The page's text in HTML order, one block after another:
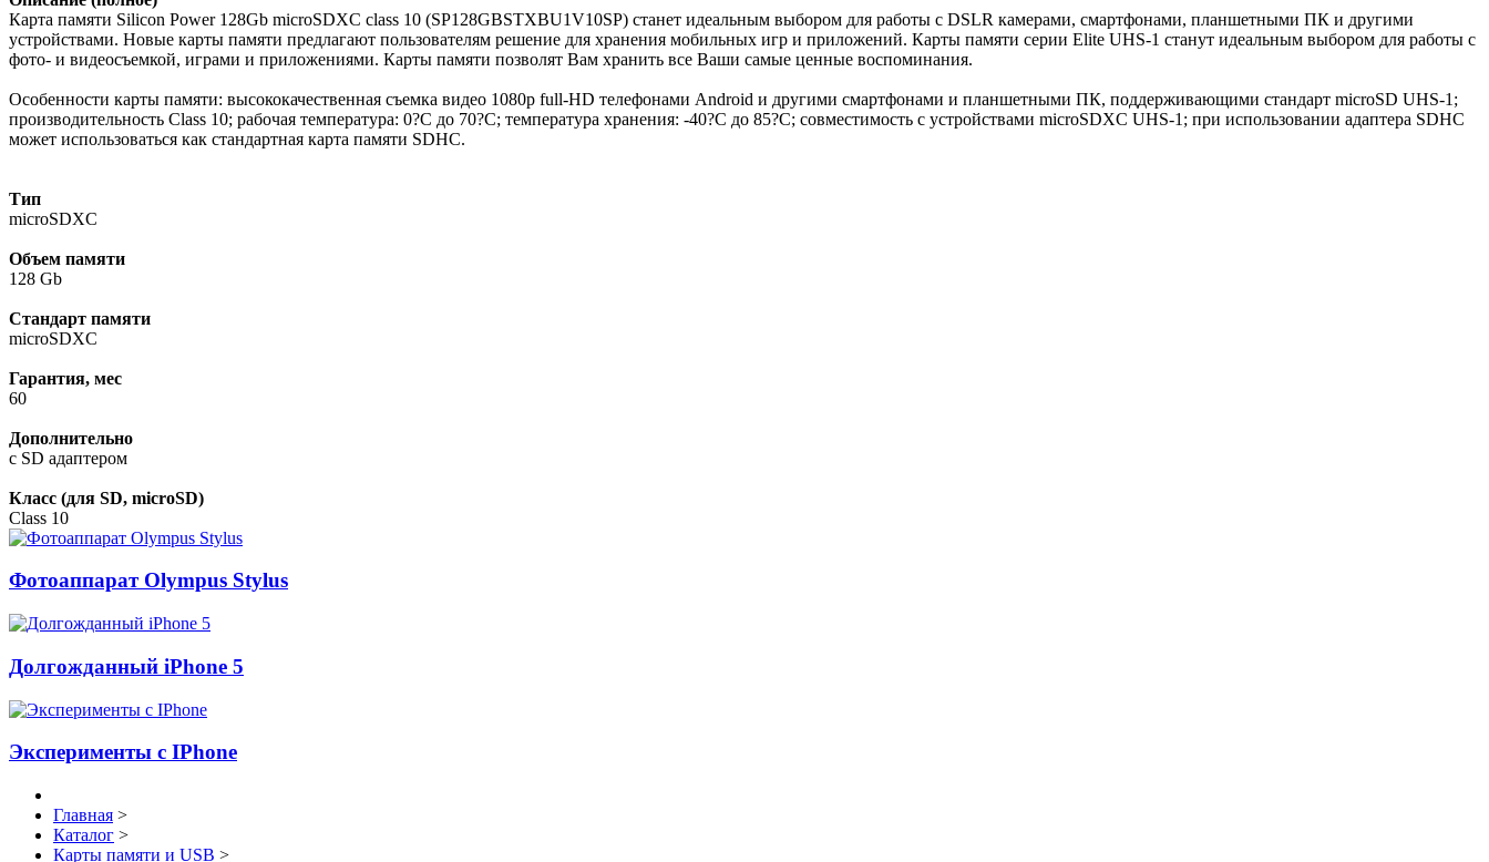
Карта памяти Silicon Power 128Gb microSDXC class 10 (SP128GBSTXBU1V10SP) станет идеальным выбором для работы с DSLR камерами, смартфонами, планшетными ПК и другими
устройствами. Новые карты памяти предлагают пользователям решение для хранения мобильных игр и приложений. Карты памяти серии Elite UHS-1 станут идеальным выбором для работы с
фото- и видеосъемкой, играми и приложениями. Карты памяти позволят Вам хранить все Ваши самые ценные воспоминания.
Особенности карты памяти: высококачественная съемка видео 1080p full-HD телефонами Android и другими смартфонами и планшетными ПК, поддерживающими стандарт microSD UHS-1;
производительность Class 10; рабочая температура: 0?C до 70?C; температура хранения: -40?C до 85?C; совместимость с устройствами microSDXC UHS-1; при использовании адаптера SDHC
может использоваться как стандартная карта памяти SDHC.
Тип
microSDXC
Объем памяти
128 Gb
Стандарт памяти
microSDXC
Гарантия, мес
60
Дополнительно
с SD адаптером
Класс (для SD, microSD)
Class 10
Фотоаппарат Olympus Stylus
Долгожданный iPhone 5
Эксперименты с IPhone
Главная >
Каталог >
Карты памяти и USB >